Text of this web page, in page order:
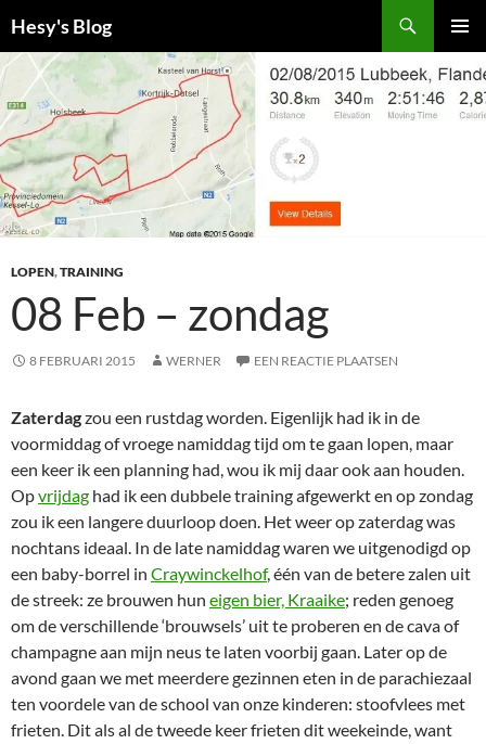
naar
de
inhoud
Hesy's Blog
MENU
LOPEN,TRAINING
08 Feb – zondag
8 FEBRUARI 2015 WERNER EEN REACTIE PLAATSEN
Zaterdagzou een rustdag worden. Eigenlijk had ik in de
voormiddag of vroege namiddag tijd om te gaan lopen, maar
een keer ik een planning had, wou ik mij daar ook aan houden.
Opvrijdag had ik een dubbele training afgewerkt en op zondag
zou ik een langere duurloop doen. Het weer op zaterdag was
nochtans ideaal. In de late namiddag waren we uitgenodigd op
een baby-borrel in Craywinckelhof, één van de betere zalen uit
de streek: ze brouwen hun eigen bier, Kraaike; reden genoeg
om de verschillende ‘brouwsels’ uit te proberen en de cava of
champagne aan mijn neus te laten voorbij gaan. Later op de
avond gaan we met meerdere gezinnen eten in de parachiezaal
ten voordele van de school van onze kinderen: stoofvlees met
frieten. Dit als al de tweede keer frieten dit weekeinde, want